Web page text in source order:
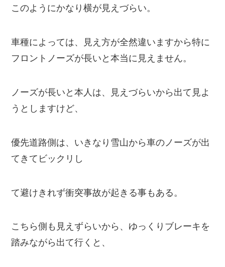
このようにかなり横が見えづらい。
車種によっては、見え方が全然違いますから特に
フロントノーズが長いと本当に見えません。
ノーズが長いと本人 は、見えづらいから出て見よ
うとしますけど、
優先道路側は、 いきなり雪山から車のノーズが出
てきてビックリし
て避けきれず衝突事故が起きる事もある。
こちら側も見えずらいから、ゆっくりブレーキを
踏みながら出て行くと、